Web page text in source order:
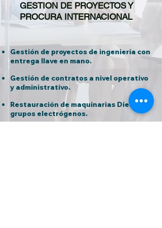
GESTION DE PROYECTOS Y
PROCURA INTERNACIONAL
Gestión de proyectos de ingeniería con
entrega llave en mano.
Gestión de contratos a nivel operativo
y administrativo.
Restauración de maquinarias Diesel y
grupos electrógenos.